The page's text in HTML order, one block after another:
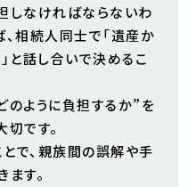
しなければならないわ
、相続人同士で「遺産か
と話し合いで決めるこ
のように負担するか”を
です。
で、親族間の誤解や手
す。